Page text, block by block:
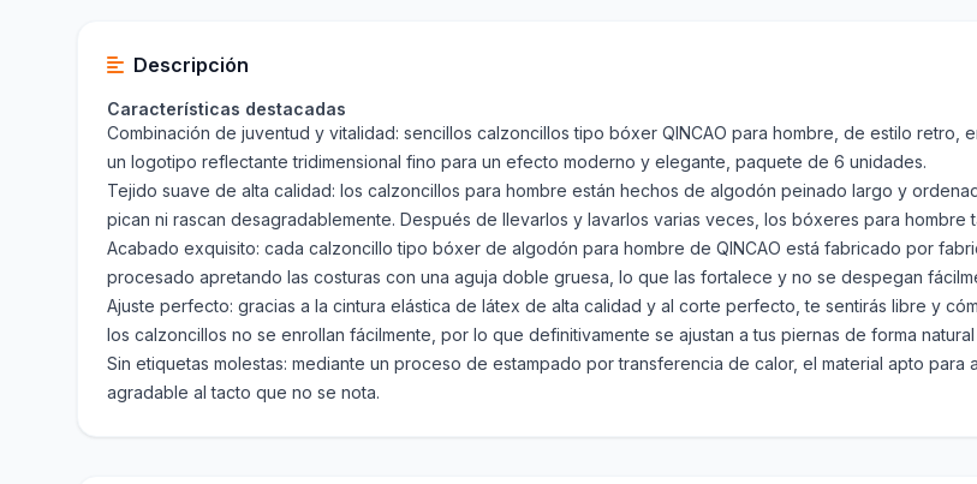
Descripción
Características destacadas
Combinación de juventud y vitalidad: sencillos calzoncillos tipo bóxer QINCAO para hombre, de estilo
un logotipo reflectante tridimensional fino para un efecto moderno y elegante, paquete de 6 unidades.
Tejido suave de alta calidad: los calzoncillos para hombre están hechos de algodón peinado largo y
pican ni rascan desagradablemente. Después de llevarlos y lavarlos varias veces, los bóxeres para
Acabado exquisito: cada calzoncillo tipo bóxer de algodón para hombre de QINCAO está fabricado por
procesado apretando las costuras con una aguja doble gruesa, lo que las fortalece y no se despegan
Ajuste perfecto: gracias a la cintura elástica de látex de alta calidad y al corte perfecto, te sentirás libre y
los calzoncillos no se enrollan fácilmente, por lo que definitivamente se ajustan a tus piernas de forma
Sin etiquetas molestas: mediante un proceso de estampado por transferencia de calor, el material apto
agradable al tacto que no se nota.